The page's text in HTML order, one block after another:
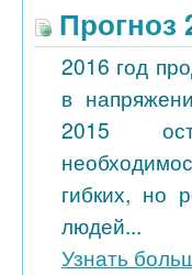
Прогноз
2016 год
в
2015
гибких, но
людей...
Узнать